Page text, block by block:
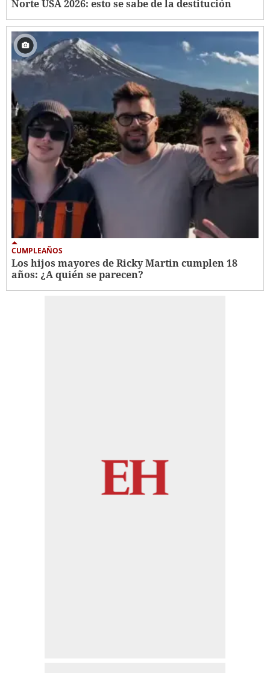
Norte USA 2026: esto se sabe de la destitución
CUMPLEAÑOS
Los hijos mayores de Ricky Martin cumplen 18
años: ¿A quién se parecen?